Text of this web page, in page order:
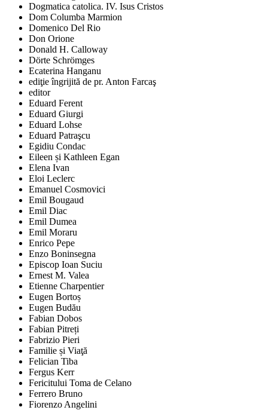
Dogmatica catolica. IV. Isus Cristos
Dom Columba Marmion
Domenico Del Rio
Don Orione
Donald H. Calloway
Dörte Schrömges
Ecaterina Hanganu
ediţie îngrijită de pr. Anton Farcaş
editor
Eduard Ferent
Eduard Giurgi
Eduard Lohse
Eduard Patraşcu
Egidiu Condac
Eileen și Kathleen Egan
Elena Ivan
Eloi Leclerc
Emanuel Cosmovici
Emil Bougaud
Emil Diac
Emil Dumea
Emil Moraru
Enrico Pepe
Enzo Boninsegna
Episcop Ioan Suciu
Ernest M. Valea
Etienne Charpentier
Eugen Bortoș
Eugen Budău
Fabian Dobos
Fabian Pitreți
Fabrizio Pieri
Familie și Viaţă
Felician Tiba
Fergus Kerr
Fericitului Toma de Celano
Ferrero Bruno
Fiorenzo Angelini